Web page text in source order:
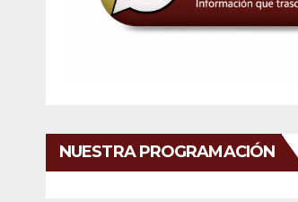
NUESTRA PROGRAMACIÓN